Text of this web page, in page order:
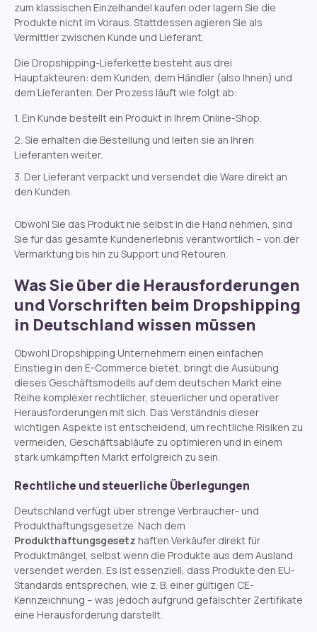
zum klassischen Einzelhandel kaufen oder lagern Sie die
Produkte nicht im Voraus. Stattdessen agieren Sie als
Vermittler zwischen Kunde und Lieferant.
Die Dropshipping-Lieferkette besteht aus drei
Hauptakteuren: dem Kunden, dem Händler (also Ihnen) und
dem Lieferanten. Der Prozess läuft wie folgt ab:
Ein Kunde bestellt ein Produkt in Ihrem Online-Shop.
Sie erhalten die Bestellung und leiten sie an Ihren
Lieferanten weiter.
Der Lieferant verpackt und versendet die Ware direkt an
den Kunden.
Obwohl Sie das Produkt nie selbst in die Hand nehmen, sind
Sie für das gesamte Kundenerlebnis verantwortlich – von der
Vermarktung bis hin zu Support und Retouren.
Was Sie über die Herausforderungen
und Vorschriften beim Dropshipping
in Deutschland wissen müssen
Obwohl Dropshipping Unternehmern einen einfachen
Einstieg in den E-Commerce bietet, bringt die Ausübung
dieses Geschäftsmodells auf dem deutschen Markt eine
Reihe komplexer rechtlicher, steuerlicher und operativer
Herausforderungen mit sich. Das Verständnis dieser
wichtigen Aspekte ist entscheidend, um rechtliche Risiken zu
vermeiden, Geschäftsabläufe zu optimieren und in einem
stark umkämpften Markt erfolgreich zu sein.
Rechtliche und steuerliche Überlegungen
Deutschland verfügt über strenge Verbraucher- und
Produkthaftungsgesetze. Nach dem
Produkthaftungsgesetz haften Verkäufer direkt für
Produktmängel, selbst wenn die Produkte aus dem Ausland
versendet werden. Es ist essenziell, dass Produkte den EU-
Standards entsprechen, wie z. B. einer gültigen CE-
Kennzeichnung – was jedoch aufgrund gefälschter Zertifikate
eine Herausforderung darstellt.